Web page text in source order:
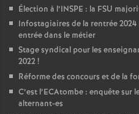
Élection à l’INSPE : la FSU
Infostagiaires de la rentrée
entrée dans le métier
Stage syndical pour les
2022!
Réforme des concours et de la
C’est l’ECAtombe : enquête
alternant-es